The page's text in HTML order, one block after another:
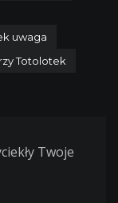
uwaga
Totolotek
Twoje